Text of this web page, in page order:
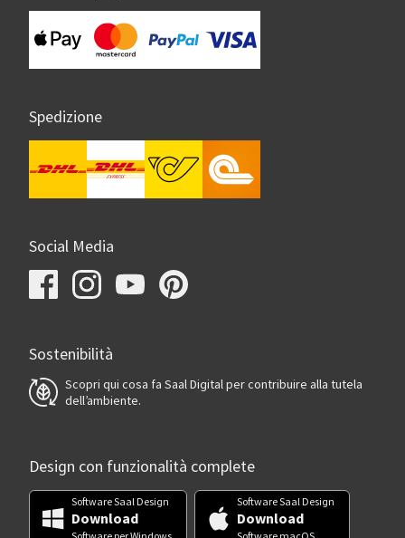
Spedizione
Social Media
Sostenibilità
Scopri qui cosa fa Saal Digital per contribuire alla tutela
dell’ambiente.
Design con funzionalità complete
Software Saal Design
Download
Software Saal Design
Download